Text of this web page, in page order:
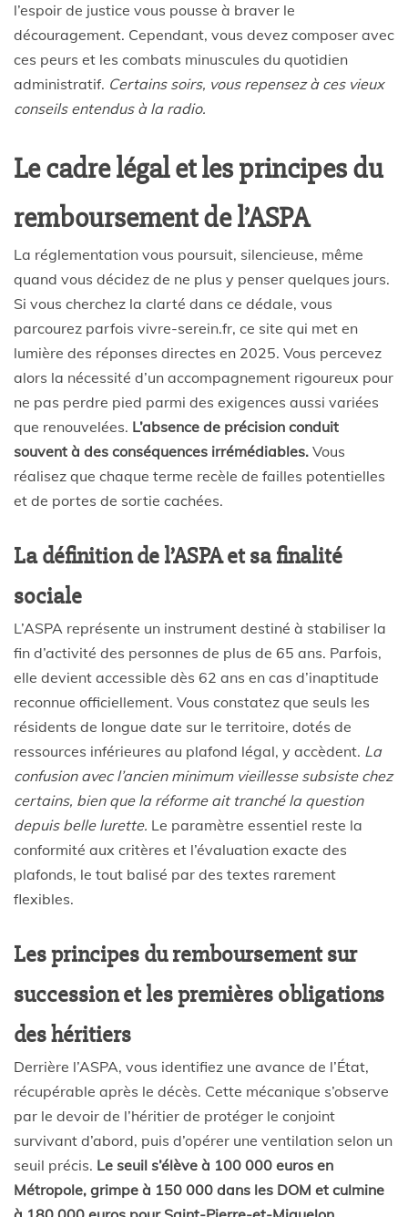
l’espoir de justice vous pousse à braver le
découragement. Cependant, vous devez composer avec
ces peurs et les combats minuscules du quotidien
administratif. Certains soirs, vous repensez à ces vieux
conseils entendus à la radio.
Le cadre légal et les principes du
remboursement de l’ASPA
La réglementation vous poursuit, silencieuse, même
quand vous décidez de ne plus y penser quelques jours.
Si vous cherchez la clarté dans ce dédale, vous
parcourez parfois vivre-serein.fr, ce site qui met en
lumière des réponses directes en 2025. Vous percevez
alors la nécessité d’un accompagnement rigoureux pour
ne pas perdre pied parmi des exigences aussi variées
que renouvelées. L’absence de précision conduit
souvent à des conséquences irrémédiables. Vous
réalisez que chaque terme recèle de failles potentielles
et de portes de sortie cachées.
La définition de l’ASPA et sa finalité
sociale
L’ASPA représente un instrument destiné à stabiliser la
fin d’activité des personnes de plus de 65 ans. Parfois,
elle devient accessible dès 62 ans en cas d’inaptitude
reconnue officiellement. Vous constatez que seuls les
résidents de longue date sur le territoire, dotés de
ressources inférieures au plafond légal, y accèdent. La
confusion avec l’ancien minimum vieillesse subsiste chez
certains, bien que la réforme ait tranché la question
depuis belle lurette. Le paramètre essentiel reste la
conformité aux critères et l’évaluation exacte des
plafonds, le tout balisé par des textes rarement
flexibles.
Les principes du remboursement sur
succession et les premières obligations
des héritiers
Derrière l’ASPA, vous identifiez une avance de l’État,
récupérable après le décès. Cette mécanique s’observe
par le devoir de l’héritier de protéger le conjoint
survivant d’abord, puis d’opérer une ventilation selon un
seuil précis. Le seuil s’élève à 100 000 euros en
Métropole, grimpe à 150 000 dans les DOM et culmine